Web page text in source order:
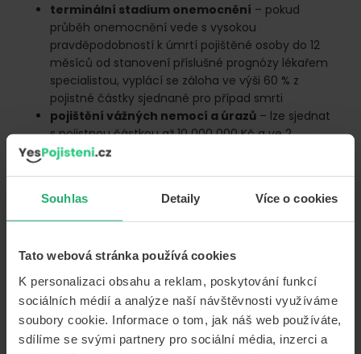
Souhlas Detaily Více o cookies
Tato webová stránka používá cookies
K personalizaci obsahu a reklam, poskytování funkcí
sociálních médií a analýze naší návštěvnosti využíváme
soubory cookie. Informace o tom, jak náš web používáte,
sdílíme se svými partnery pro sociální média, inzerci a
terminální stadium onemocnění – pokud
průběh onemocnění vede s vysokou
pravděpodobností k úmrtí pojištěné osoby do 12
měsíců od stanovení příslušné prognózy lékařem
specialistou, vyplácí se záloha ve výši 60 % z
pojistné částky sjednané pro případ smrti
pojištění vážných nemocí a úrazů– lze sjednat
s pojistnou částkou až 10 000 000 Kč a ve 2
variantách:
mozkovou příhodu)
kompletní(obsahuje 6 skupin diagnóz, které
například selhání důležitých orgánů, nervová
onemocnění, skupina zánětů, nádorů, ale i
onemocnění typu slepota, hluchota a další)
připojistit lze i tzv. novotvary in situ
neboli
neinvazivní nádory